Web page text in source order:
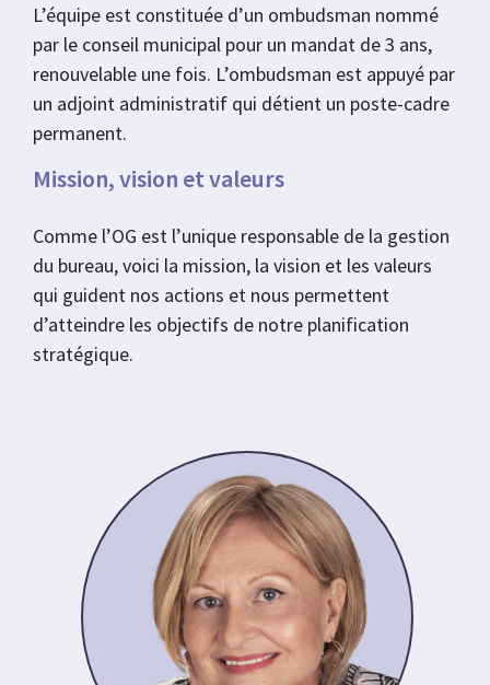
L’équipe est constituée d’un ombudsman nommé
par le conseil municipal pour un mandat de 3 ans,
renouvelable une fois. L’ombudsman est appuyé par
un adjoint administratif qui détient un poste-cadre
permanent.
Mission, vision et valeurs
Comme l’OG est l’unique responsable de la gestion
du bureau, voici la mission, la vision et les valeurs
qui guident nos actions et nous permettent
d’atteindre les objectifs de notre planification
stratégique.